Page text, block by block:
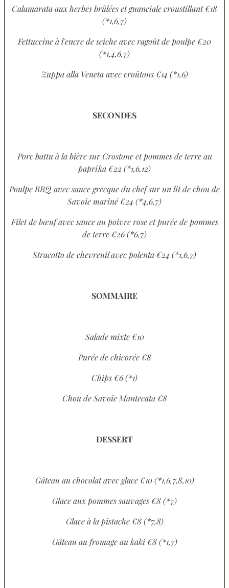
Calamarata aux herbes brûlées et guanciale croustillant €18
(*1,6,7)
Fettuccine à l'encre de seiche avec ragoût de poulpe €20
(*1,4,6,7)
Zuppa alla Veneta avec croûtons €14 (*1,6)
SECONDES
Porc battu à la bière sur Crostone et pommes de terre au
paprika €22 (*1,6,12)
Poulpe BBQ avec sauce grecque du chef sur un lit de chou de
Savoie mariné €24 (*4,6,7)
Filet de bœuf avec sauce au poivre rose et purée de pommes
de terre €26 (*6,7)
Stracotto de chevreuil avec polenta €24 (*1,6,7)
SOMMAIRE
Salade mixte €10
Purée de chicorée €8
Chips €6 (*1)
Chou de Savoie Mantecata €8
DESSERT
Gâteau au chocolat avec glace €10 (*1,6,7,8,10)
Glace aux pommes sauvages €8 (*7)
Glace à la pistache €8 (*7,8)
Gâteau au fromage au kaki €8 (*1,7)